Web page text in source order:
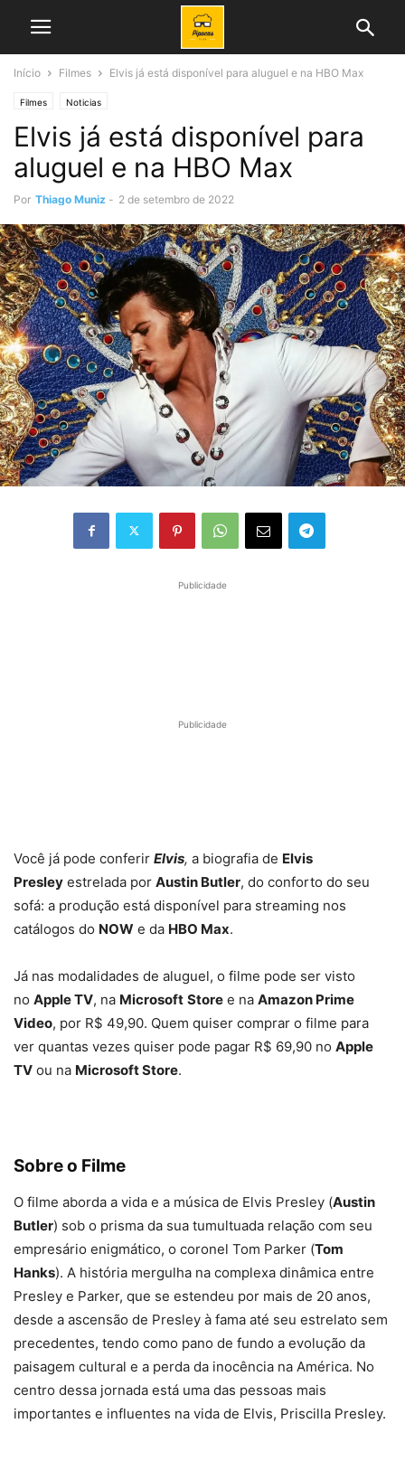
Início Filmes Elvis já está disponível para aluguel e na HBO Max
Filmes Noticias
Elvis já está disponível para
aluguel e na HBO Max
Por Thiago Muniz - 2 de setembro de 2022
Publicidade
Publicidade
Você já pode conferir Elvis, a biografia de Elvis
Presley estrelada por Austin Butler, do conforto do seu
sofá: a produção está disponível para streaming nos
catálogos do NOW e da HBO Max.
Já nas modalidades de aluguel, o filme pode ser visto
no Apple TV, na Microsoft Store e na Amazon Prime
Video, por R$ 49,90. Quem quiser comprar o filme para
ver quantas vezes quiser pode pagar R$ 69,90 no Apple
TV ou na Microsoft Store.
Sobre o Filme
O filme aborda a vida e a música de Elvis Presley (Austin
Butler) sob o prisma da sua tumultuada relação com seu
empresário enigmático, o coronel Tom Parker (Tom
Hanks). A história mergulha na complexa dinâmica entre
Presley e Parker, que se estendeu por mais de 20 anos,
desde a ascensão de Presley à fama até seu estrelato sem
precedentes, tendo como pano de fundo a evolução da
paisagem cultural e a perda da inocência na América. No
centro dessa jornada está uma das pessoas mais
importantes e influentes na vida de Elvis, Priscilla Presley.